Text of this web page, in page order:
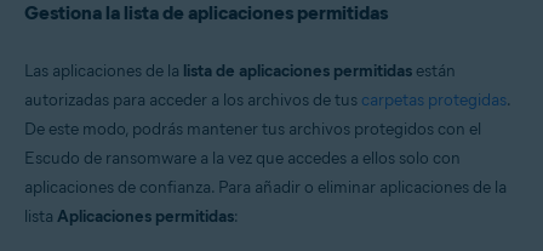
Gestiona la lista de aplicaciones permitidas
Las aplicaciones de la lista de aplicaciones permitidas están
autorizadas para acceder a los archivos de tus carpetas protegidas.
De este modo, podrás mantener tus archivos protegidos con el
Escudo de ransomware a la vez que accedes a ellos solo con
aplicaciones de confianza. Para añadir o eliminar aplicaciones de la
lista Aplicaciones permitidas: